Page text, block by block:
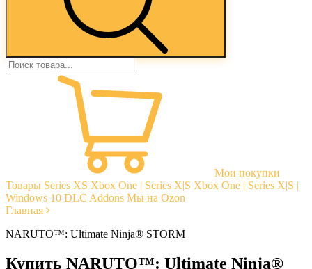
Мои покупки
Товары Series XS Xbox One | Series X|S Xbox One | Series X|S |
Windows 10 DLC Addons Мы на Ozon
Главная
NARUTO™: Ultimate Ninja® STORM
Купить NARUTO™: Ultimate Ninja®